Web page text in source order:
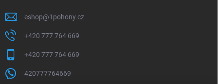
eshop@1pohony.cz
+420 777 764 669
+420 777 764 669
420777764669